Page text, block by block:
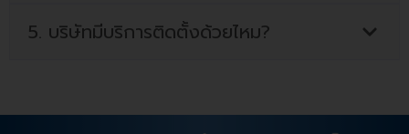
5. บริษัทมีบริการติดตั้งด้วยไหม?